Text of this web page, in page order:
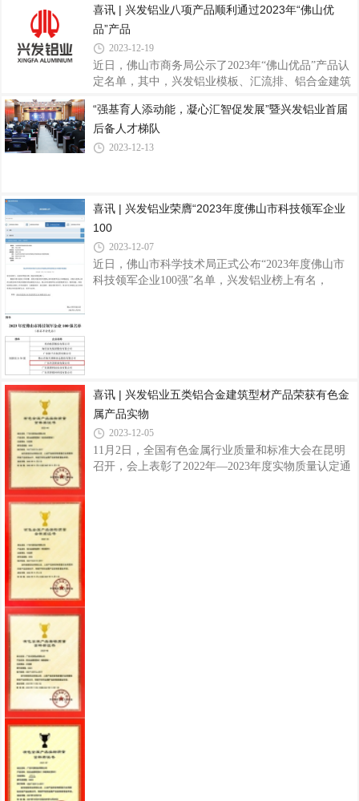
奖。据了解，“中国有色金属工业科学技术奖”是由中
国有色金属工业协会、中国有色金属学会组织评选和
其专业性、严谨性、公正性得到业内的高度认可，对
展示行业最新成果、推动行业科技发展、培
喜讯 | 兴发铝业八项产品顺利通过2023年“佛山优
品”产品
2023-12-19
近日，佛山市商务局公示了2023年“佛山优品”产品认
定名单，其中，兴发铝业模板、汇流排、铝合金建筑
铝合金建筑型材(喷粉型材)、铝合金建筑型材(电泳涂
漆型材)、浇注式隔热铝合金建筑型材、穿条式隔热
铝合金建筑型材共八项产品顺利通过认定，全部产品
肯定。品质是“名优产品”的生命线，兴发铝业一直以
来高度重视产品质量和服务，通过制定严
“强基育人添动能，凝心汇智促发展”暨兴发铝业首届
后备人才梯队
2023-12-13
喜讯 | 兴发铝业荣膺“2023年度佛山市科技领军企业
100
2023-12-07
近日，佛山市科学技术局正式公布“2023年度佛山市
科技领军企业100强”名单，兴发铝业榜上有名，
方面具有明显优势的50家企业。兴发铝业作为1984年
创立于佛山的铝材行业知名品牌上市企业，始终坚持
喜讯 | 兴发铝业五类铝合金建筑型材产品荣获有色金
属产品实物
2023-12-05
11月2日，全国有色金属行业质量和标准大会在昆明
召开，会上表彰了2022年—2023年度实物质量认定通